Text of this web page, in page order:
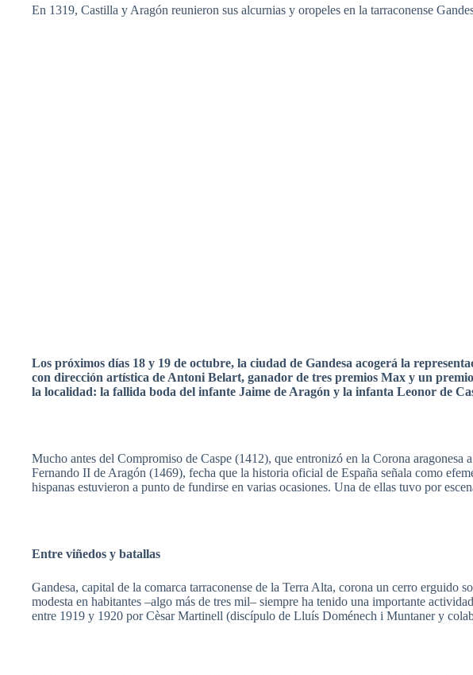
En 1319, Castilla y Aragón reunieron sus alcurnias y oropeles en la tarraconense
Los próximos días 18 y 19 de octubre, la ciudad de Gandesa acogerá la
con dirección artística de Antoni Belart, ganador de tres premios Max y un premio
la localidad: la fallida boda del infante Jaime de Aragón y la infanta Leonor de
Mucho antes del Compromiso de Caspe (1412), que entronizó en la Corona aragonesa
Fernando II de Aragón (1469), fecha que la historia oficial de España señala como
hispanas estuvieron a punto de fundirse en varias ocasiones. Una de ellas tuvo por
Entre viñedos y batallas
Gandesa, capital de la comarca tarraconense de la Terra Alta, corona un cerro erguido
modesta en habitantes –algo más de tres mil– siempre ha tenido una importante actividad
entre 1919 y 1920 por Cèsar Martinell (discípulo de Lluís Doménech i Muntanery